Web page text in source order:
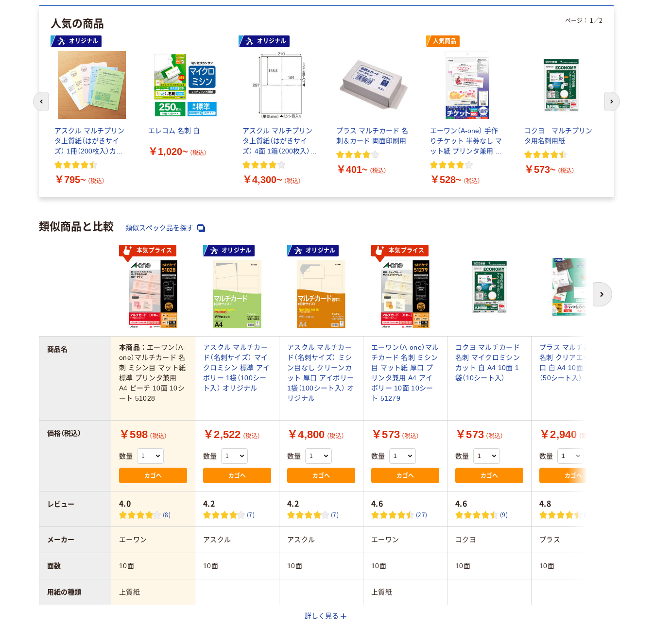
人気の商品
オリジナル
アスクル マルチプリン
タ上質紙（はがきサイ
ズ） 1冊（200枚入）カー
ド用紙
￥795~ （税込）
エレコム 名刺 白
￥1,020~ （税込）
オリジナル
アスクル マルチプリン
タ上質紙（はがきサイ
ズ） 4面 1箱（200枚入）ミ
シン目
￥4,300~ （税込）
プラス マルチカード 名
刺＆カード 両面印刷用
￥401~ （税込）
人気商品
エーワン（A-one） 手作
りチケット 半券なし マ
ット紙 プリンタ兼用 A4
8面
￥528~ （税込）
コクヨ マルチプリン
タ用名刺用紙
￥573~ （税込）
ページ： 1 ／2
前のスライドへ 次のスライド
類似商品と比較 類似スペック品を探す
次へ
本気プライス オリジナル オリジナル 本気プライス
本商品： エーワン（A-
one）マルチカード 名
刺 ミシン目 マット紙
標準 プリンタ兼用
A4 ピーチ 10面 10シ
ート 51028
アスクル マルチカー
ド（名刺サイズ） マイ
クロミシン 標準 アイ
ボリー 1袋（100シー
ト入） オリジナル
アスクル マルチカー
ド（名刺サイズ） ミシ
ン目なし クリーンカ
ット 厚口 アイボリー
1袋（100シート入） オ
リジナル
エーワン（A-one）マル
チカード 名刺 ミシン
目 マット紙 厚口 プ
リンタ兼用 A4 アイ
ボリー 10面 10シー
ト 51279
コクヨ マルチカード
名刺 マイクロミシン
カット 白 A4 10面 1
袋（10シート入）
プラス マルチカード
名刺 クリアエッジ 厚
口 白 A4 10面 1袋
（50シート入）
￥598 （税込）
数量
カゴへ
￥2,522 （税込）
数量
カゴへ
￥4,800 （税込）
数量
カゴへ
￥573 （税込）
数量
カゴへ
￥573 （税込）
数量
カゴへ
￥2,940 （税込）
数量
カゴへ
4.0
(8)
4.2
(7)
4.2
(7)
4.6
(27)
4.6
(9)
4.8
(7)
エーワン アスクル アスクル エーワン コクヨ プラス
10面 10面 10面 10面 10面 10面
上質紙 上質紙
商品名
価格（税込）
レビュー
メーカー
面数
用紙の種類
詳しく見る